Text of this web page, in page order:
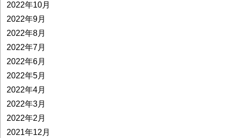
2022年10月
2022年9月
2022年8月
2022年7月
2022年6月
2022年5月
2022年4月
2022年3月
2022年2月
2021年12月